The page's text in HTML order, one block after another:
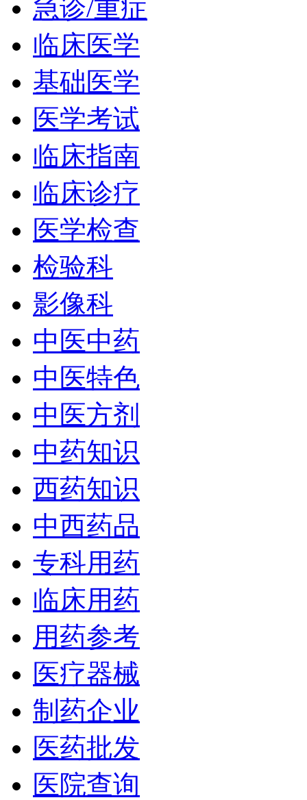
急诊/重症
临床医学
基础医学
医学考试
临床指南
临床诊疗
医学检查
检验科
影像科
中医中药
中医特色
中医方剂
中药知识
西药知识
中西药品
专科用药
临床用药
用药参考
医疗器械
制药企业
医药批发
医院查询